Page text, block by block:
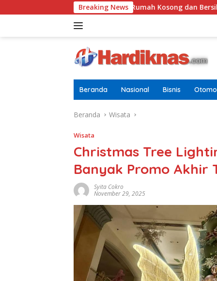
ke
Breaking News
Tugasnya Jaga Rumah Kosong dan Bersihkan Halaman
Beranda Nasional Bisnis
Beranda Wisata
Wisata
Christmas Tree
Banyak Promo Akhir
Syita Cokro
November 29, 2025